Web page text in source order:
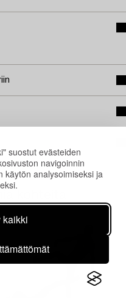
suostut evästeiden
navigoinnin
käytön analysoimiseksi ja
kaikki